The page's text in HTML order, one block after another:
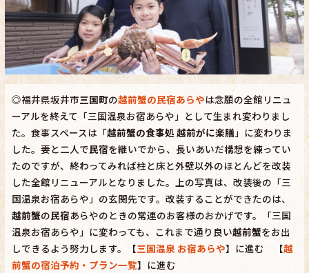
◎福井県坂井市三国町の越前蟹の民宿あらやは念願の全館リニュ
ーアルを終えて「三国温泉お宿あらや」として生まれ変わりまし
た。食事スペースは「越前蟹の食事処 越前がに楽膳」に変わりま
した。妻と二人で民宿を継いでから、長いあいだ構想を練ってい
たのですが、終わってみれば柱と床と外壁以外のほとんどを改装
した全館リニューアルとなりました。上の写真は、改装後の「三
国温泉お宿あらや」の玄関先です。改装することができたのは、
越前蟹の民宿あらやのときの常連のお客様のおかげです。「三国
温泉お宿あらや」に変わっても、これまで通り良い越前蟹をお出
しできるよう努力します。【三国温泉 お宿あらや】に進む 【越
前蟹の宿泊予約・プラン一覧】に進む